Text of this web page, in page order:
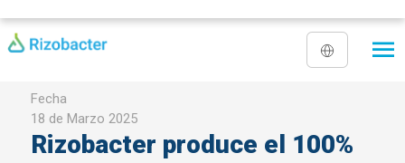
Fecha
18 de Marzo 2025
Rizobacter produce el 100%